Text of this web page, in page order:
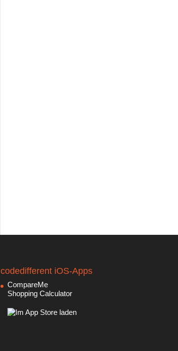
codedifferent iOS-Apps
CompareMe
Shopping Calculator